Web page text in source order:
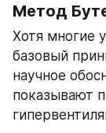
Метод
Хотя многие
базовый
научное
показывают